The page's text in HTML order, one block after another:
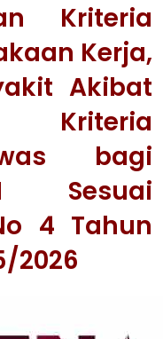
Kriteria
Kerja,
Akibat
Kriteria
bagi
Sesuai
4 Tahun
2026